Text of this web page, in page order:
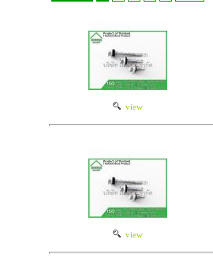
view
view